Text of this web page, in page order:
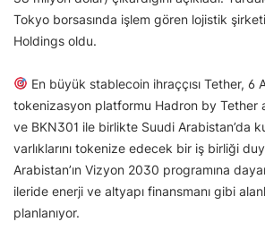
Tokyo borsasında işlem gören lojistik
Holdings oldu.
En büyük stablecoin ihraççısı Tether, 6
tokenizasyon platformu Hadron by Tether
ve BKN301 ile birlikte Suudi Arabistan’da
varlıklarını tokenize edecek bir iş birliği
Arabistan’ın Vizyon 2030 programına
ileride enerji ve altyapı finansmanı gibi
planlanıyor.